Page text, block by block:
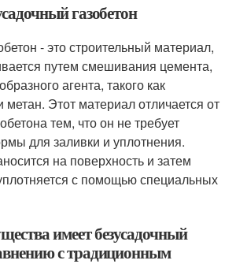
газобетон
- это строительный материал,
путем смешивания цемента,
агента, такого как
метан. Этот материал отличается от
тем, что он не требует
для заливки и уплотнения.
на поверхность и затем
с помощью специальных
имеет безусадочный
с традиционным